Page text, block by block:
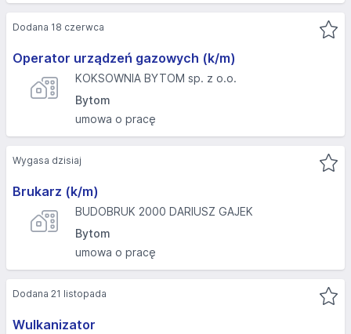
Operator urządzeń gazowych (k/m)
KOKSOWNIA BYTOM sp. z o.o.
Bytom
umowa o pracę
Dodana 18 czerwca
Brukarz (k/m)
BUDOBRUK 2000 DARIUSZ GAJEK
Bytom
umowa o pracę
Wygasa dzisiaj
Wulkanizator
Dodana 21 listopada